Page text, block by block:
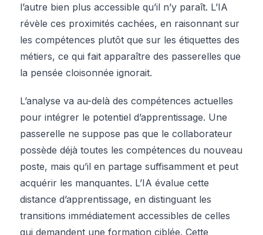
l’autre bien plus accessible qu’il n’y paraît. L’IA
révèle ces proximités cachées, en raisonnant sur
les compétences plutôt que sur les étiquettes des
métiers, ce qui fait apparaître des passerelles que
la pensée cloisonnée ignorait.
L’analyse va au-delà des compétences actuelles
pour intégrer le potentiel d’apprentissage. Une
passerelle ne suppose pas que le collaborateur
possède déjà toutes les compétences du nouveau
poste, mais qu’il en partage suffisamment et peut
acquérir les manquantes. L’IA évalue cette
distance d’apprentissage, en distinguant les
transitions immédiatement accessibles de celles
qui demandent une formation ciblée. Cette